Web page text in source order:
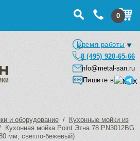
0
Время работы
8 (495) 920-65-66
info@metal-san.ru
Пишите в
и оборудование/
Кухонные мойки из
мойка Point Этна 78 PN3012BG
мм, светло-бежевый)